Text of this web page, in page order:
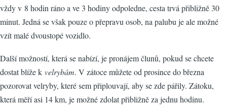
vždy v 8 hodin ráno a ve 3 hodiny odpoledne, cesta trvá přibližně 30
minut. Jedná se však pouze o přepravu osob, na palubu je ale možné
vzít malé dvoustopé vozidlo.
Další možností, která se nabízí, je pronájem člunů, pokud se chcete
dostat blíže k velrybám. V zátoce můžete od prosince do března
pozorovat velryby, které sem připlouvají, aby se zde pářily. Zátoku,
která měří asi 14 km, je možné zdolat přibližně za jednu hodinu.